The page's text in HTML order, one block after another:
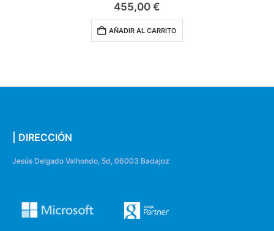
455,00 €
AÑADIR AL CARRITO
| DIRECCIÓN
Jesús Delgado Valhondo, 5d, 06003 Badajoz